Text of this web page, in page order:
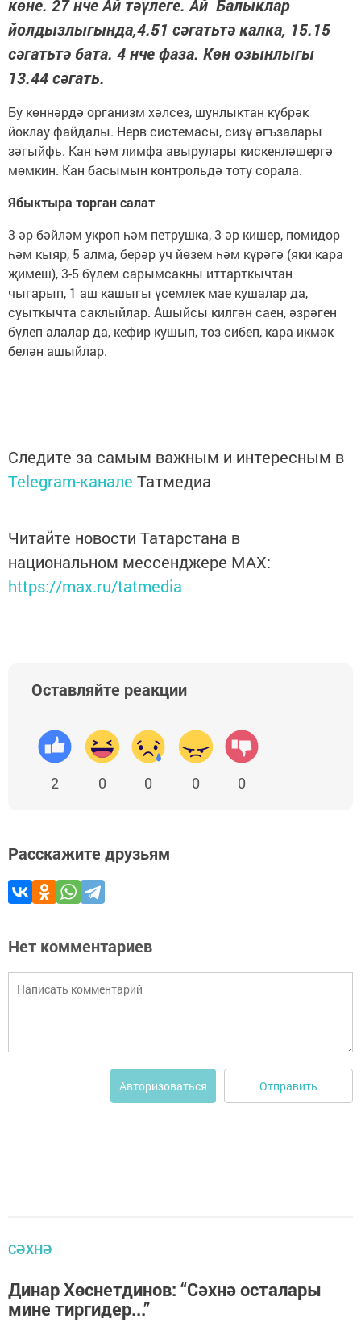
көне. 27 нче Ай тәүлеге. Ай Балыклар
йолдызлыгында,4.51 сәгатьтә калка, 15.15
сәгатьтә бата. 4 нче фаза. Көн озынлыгы
13.44 сәгать.
Бу көннәрдә организм хәлсез, шунлыктан күбрәк
йоклау файдалы. Нерв системасы, сизү әгъзалары
зәгыйфь. Кан һәм лимфа авырулары кискенләшергә
мөмкин. Кан басымын контрольдә тоту сорала.
Ябыктыра торган салат
3 әр бәйләм укроп һәм петрушка, 3 әр кишер, помидор
һәм кыяр, 5 алма, берәр уч йөзем һәм күрәгә (яки кара
җимеш), 3-5 бүлем сарымсакны иттарткычтан
чыгарып, 1 аш кашыгы үсемлек мае кушалар да,
суыткычта саклыйлар. Ашыйсы килгән саен, әзрәген
бүлеп алалар да, кефир кушып, тоз сибеп, кара икмәк
белән ашыйлар.
Следите за самым важным и интересным в
Telegram-канале Татмедиа
Читайте новости Татарстана в
национальном мессенджере MАХ:
https://max.ru/tatmedia
Оставляйте реакции
2 0 0 0 0
Расскажите друзьям
Нет комментариев
Авторизоваться Отправить
СӘХНӘ
Динар Хөснетдинов: “Сәхнә осталары
мине тиргидер...”